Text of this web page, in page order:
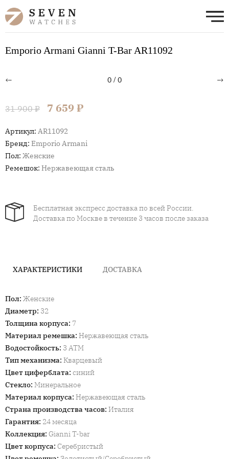
Emporio Armani Gianni T-Bar AR11092
← 0/0 →
31 900 ₽ 7 659 ₽
Артикул: AR11092
Бренд: Emporio Armani
Пол: Женские
Ремешок: Нержавеющая сталь
Бесплатная экспресс доставка по всей России.
Доставка по Москве в течение 3 часов после заказа
ХАРАКТЕРИСТИКИ ДОСТАВКА
Пол: Женские
Диаметр: 32
Толщина корпуса: 7
Материал ремешка: Нержавеющая сталь
Водостойкость: 3 ATM
Тип механизма: Кварцевый
Цвет циферблата: синий
Стекло: Минеральное
Материал корпуса: Нержавеющая сталь
Страна производства часов: Италия
Гарантия: 24 месяца
Коллекция: Gianni T-bar
Цвет корпуса: Cеребристый